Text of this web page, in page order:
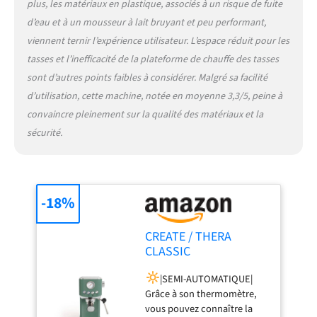
café que vous préférez et, si
vous le souhaitez, ajoutez
de la mousse de lait grâce à
sa buse vapeur orientable.
|FACILE À NETTOYER|
Avec un bac d'égouttage
amovible.
plus, les matériaux en plastique, associés à un risque de fuite
d’eau et à un mousseur à lait bruyant et peu performant,
viennent ternir l’expérience utilisateur. L’espace réduit pour les
tasses et l’inefficacité de la plateforme de chauffe des tasses
sont d’autres points faibles à considérer. Malgré sa facilité
d’utilisation, cette machine, notée en moyenne 3,3/5, peine à
convaincre pleinement sur la qualité des matériaux et la
sécurité.
CREATE / THERA
CLASSIC
expresso vert sauge /
20 bars, semi-
automatique, fonction
|SEMI-AUTOMATIQUE|
Grâce à son thermomètre,
vous pouvez connaître la
-18%